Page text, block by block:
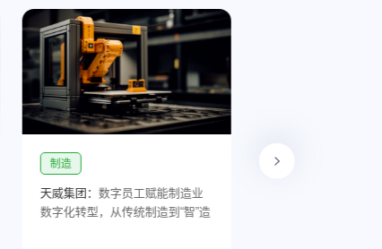
制造
天威集团： 数字员工赋能制造业
数字化转型，从传统制造到“智”造